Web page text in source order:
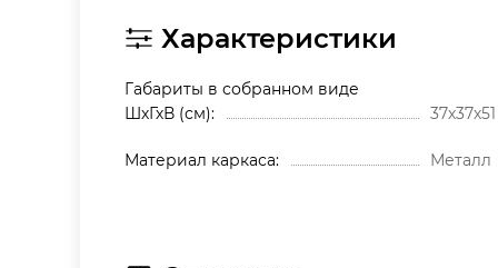
Характеристики
Габариты в собранном виде
ШхГхВ (см)
37х37х51
Материал каркаса Металл